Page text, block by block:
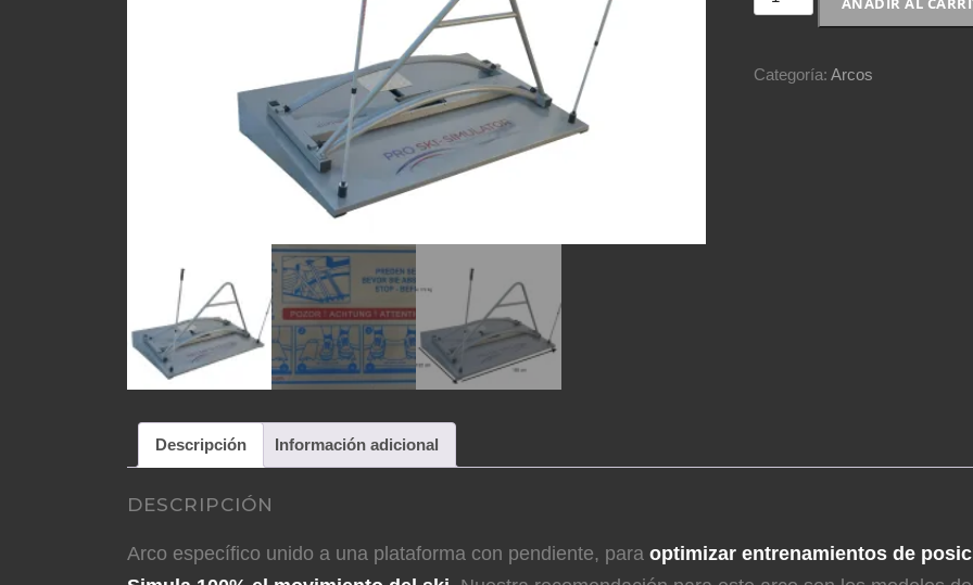
Frame
Categoría:Arcos
Descripción Información adicional
DESCRIPCIÓN
Arco específico unido a una plataforma con pendiente, para optimizar entrenamientos de